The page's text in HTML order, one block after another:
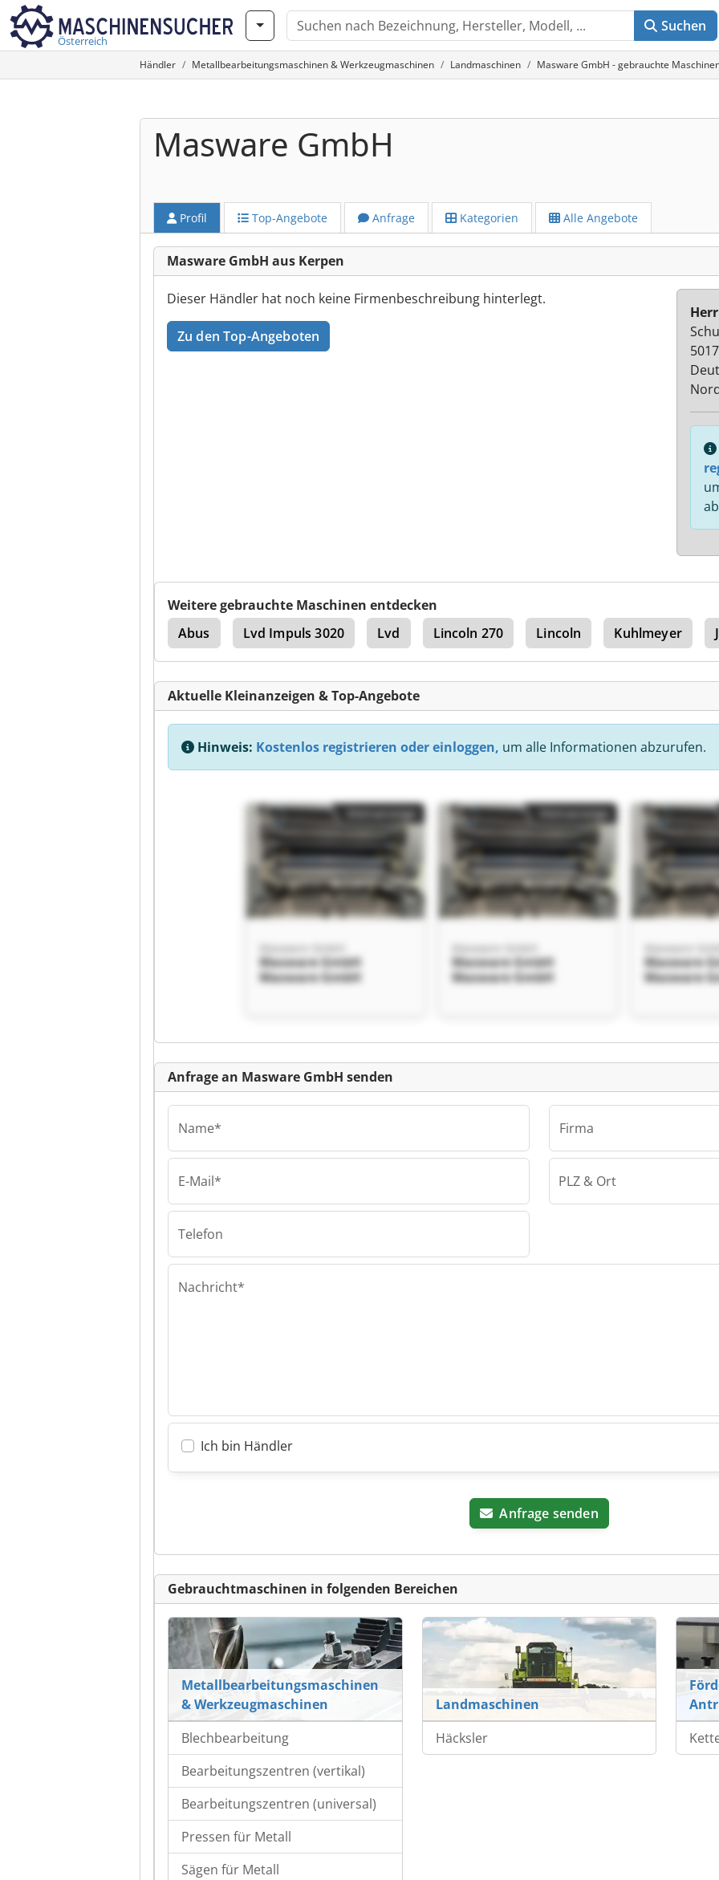
Österreich
Suchen
Händler Metallbearbeitungsmaschinen & Werkzeugmaschinen Landmaschinen Masware GmbH - gebrauchte
Masware GmbH
Profil Top-Angebote Anfrage Kategorien Alle Angebote
Masware GmbH aus Kerpen
Dieser Händler hat noch keine Firmenbeschreibung hinterlegt.
Zu den Top-Angeboten
Weitere gebrauchte Maschinen entdecken
Abus
Lvd Impuls 3020 Lvd Lincoln 270 Lincoln Kuhlmeyer
Aktuelle Kleinanzeigen & Top-Angebote
Hinweis: Kostenlos registrieren oder einloggen, um alle Informationen abzurufen.
Masware GmbH
Masware GmbH
Masware GmbH
Masware GmbH
Masware GmbH
Masware GmbH
Masware
Masware
Masware
Masware GmbH
Kleinanzeige
Anfrage an Masware GmbH senden
Name*
E-Mail*
Telefon
Firma
PLZ & Ort
Nachricht*
Ich bin Händler
Anfrage senden
Gebrauchtmaschinen in folgenden Bereichen
Metallbearbeitungsmaschinen
& Werkzeugmaschinen
Blechbearbeitung
Bearbeitungszentren (vertikal)
Bearbeitungszentren (universal)
Pressen für Metall
Sägen für Metall
Landmaschinen
Häcksler